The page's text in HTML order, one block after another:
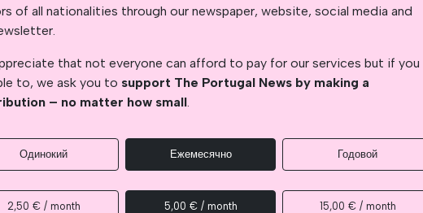
of all nationalities through our newspaper, website, social media and
that not everyone can afford to pay for our services but if you
to, we ask you to support The Portugal News by making a
– no matter how small.
Одинокий Ежемесячно Годовой
2,50 € / month 5,00 € / month 15,00 € / month